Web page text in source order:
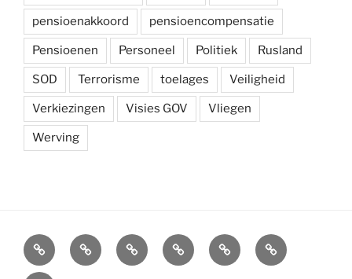
pensioenakkoord pensioencompensatie
Pensioenen Personeel Politiek Rusland
SOD Terrorisme toelages Veiligheid
Verkiezingen Visies GOV Vliegen
Werving
Arbeidsvoorwaarden
Carré
Onze
krijgsmacht
Ledenvoordelen
AfdelingenSymposium